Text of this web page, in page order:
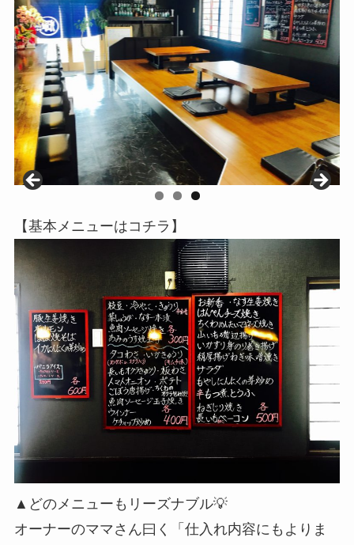
【基本メニューはコチラ】
▲どのメニューもリーズナブル💡
オーナーのママさん曰く「仕入れ内容にもよりま